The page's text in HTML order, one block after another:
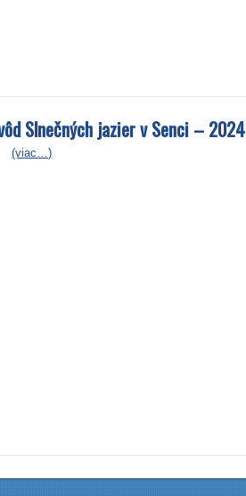
Slnečných jazier v Senci – 2024
(viac…)